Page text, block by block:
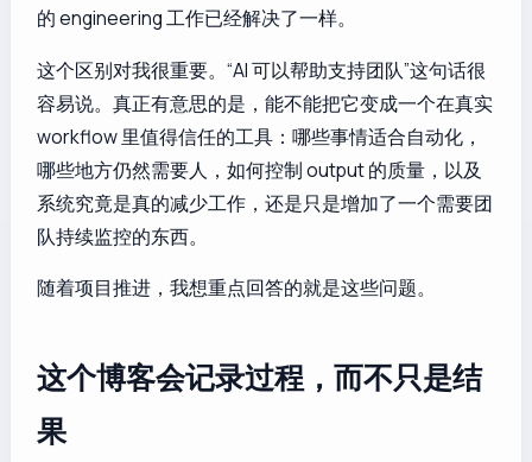
的 engineering 工作已经解决了一样。
这个区别对我很重要。“AI 可以帮助支持团队”这句话很
容易说。真正有意思的是，能不能把它变成一个在真实
workflow 里值得信任的工具：哪些事情适合自动化，
哪些地方仍然需要人，如何控制 output 的质量，以及
系统究竟是真的减少工作，还是只是增加了一个需要团
队持续监控的东西。
随着项目推进，我想重点回答的就是这些问题。
这个博客会记录过程，而不只是结
果